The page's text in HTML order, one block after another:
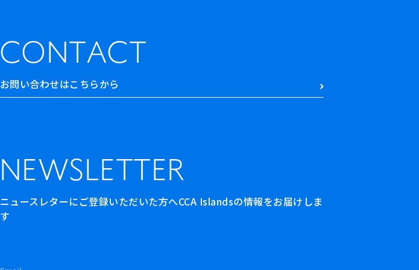
CONTACT
お問い合わせはこちらから
NEWSLETTER
ニュースレターにご登録いただいた方へCCA Islandsの情報をお届けしま
す